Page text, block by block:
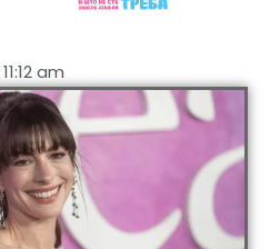
11:12 am